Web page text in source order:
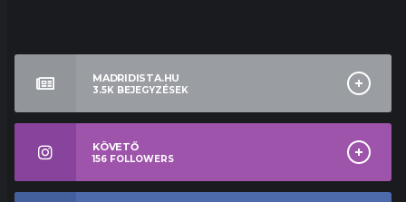
MADRIDISTA.HU
3.5K BEJEGYZÉSEK
KÖVETŐ
156 FOLLOWERS